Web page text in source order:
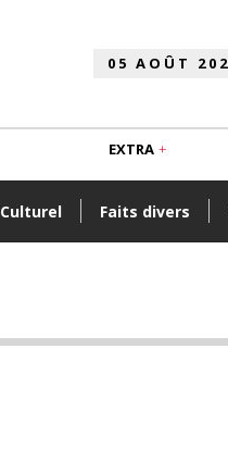
Culturel Faits divers
EXTRA